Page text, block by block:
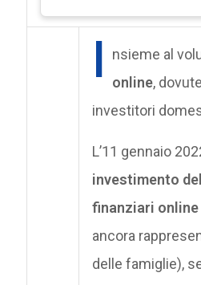
I nsieme al
online,
investitori
L’11 gennaio
investimento
finanziari
ancora
delle famiglie),